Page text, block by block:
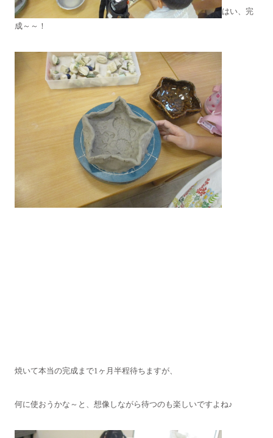
はい、完
成～～！
焼いて本当の完成まで1ヶ月半程待ちますが、
何に使おうかな～と、想像しながら待つのも楽しいですよね♪